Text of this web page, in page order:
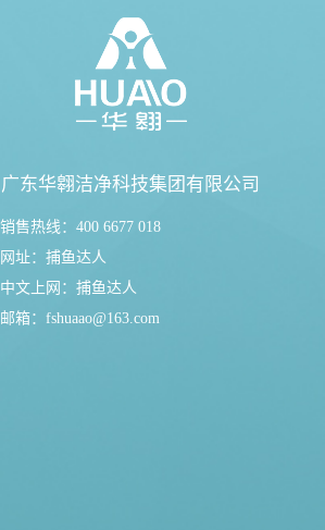
广东华翱洁净科技集团有限公司
销售热线：400 6677 018
网址： 捕鱼达人
中文上网： 捕鱼达人
邮箱： fshuaao@163.com